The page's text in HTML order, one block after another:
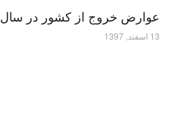
عوارض خروج از کشور در سال 98
13 اسفند, 1397